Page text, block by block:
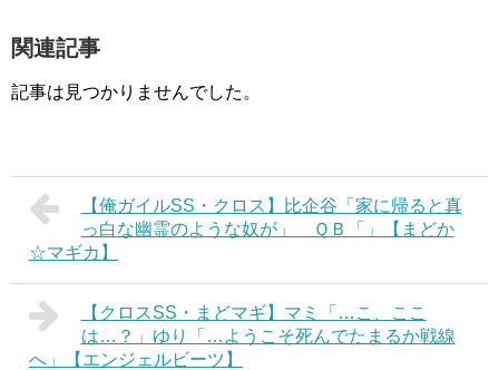
関連記事
記事は見つかりませんでした。
【俺ガイルSS・クロス】比企谷「家に帰ると真
っ白な幽霊のような奴が」 ＱＢ「」【まどか
☆マギカ】
【クロスSS・まどマギ】マミ「…こ、ここ
は…？」ゆり「…ようこそ死んでたまるか戦線
へ」【エンジェルビーツ】